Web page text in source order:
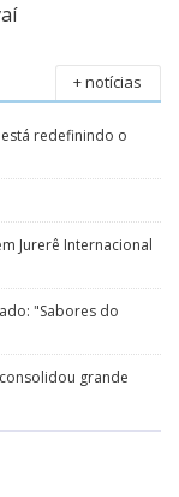
+ notícias
está redefinindo o
Jurerê Internacional
"Sabores do
grande